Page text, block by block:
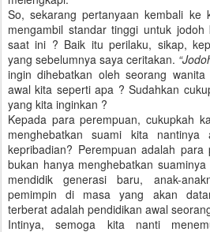
So, sekarang pertanyaan kembali ke
mengambil standar tinggi untuk
saat ini ? Baik itu perilaku, sikap,
yang sebelumnya saya ceritakan.
ingin dihebatkan oleh seorang
awal kita seperti apa ? Sudahkan
yang kita inginkan ?
Kepada para perempuan, cukupkah
menghebatkan suami kita nantinya
kepribadian? Perempuan adalah
bukan hanya menghebatkan
mendidik generasi baru, anak-
pemimpin di masa yang akan
terberat adalah pendidikan awal
Intinya, semoga kita nanti